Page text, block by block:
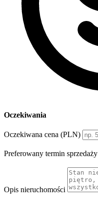
Oczekiwania
Oczekiwana cena (PLN)
Preferowany termin sprzedaży
Opis nieruchomości